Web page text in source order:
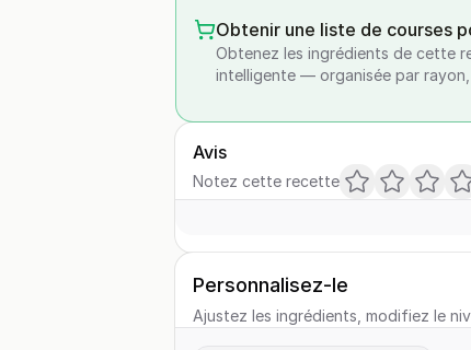
Obtenir une liste de courses
Obtenez les ingrédients de cette
intelligente — organisée par
Avis
Notez cette recette
Personnalisez-le
Ajustez les ingrédients, modifiez le